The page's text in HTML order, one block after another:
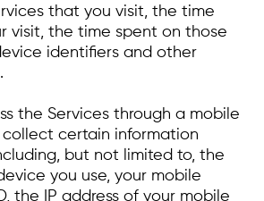
that you visit, the time
visit, the time spent on those
identifiers and other
the Services through a mobile
certain information
but not limited to, the
you use, your mobile
the IP address of your mobile